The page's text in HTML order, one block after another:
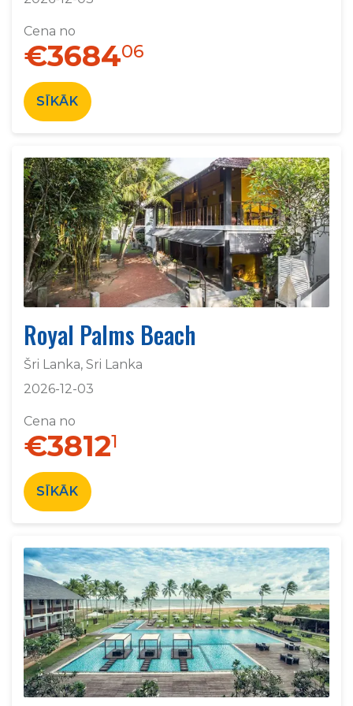
Cena no
€368406
SĪKĀK
Royal Palms Beach
Šri Lanka, Sri Lanka
2026-12-03
Cena no
€38121
SĪKĀK